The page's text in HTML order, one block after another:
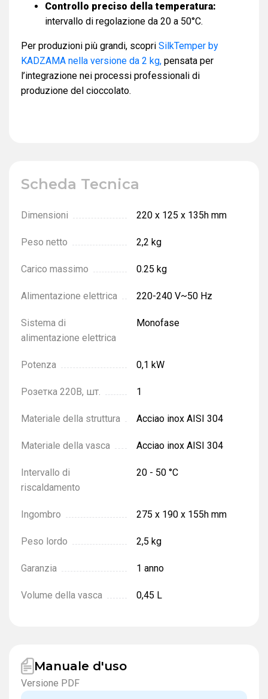
Controllo preciso della temperatura:
intervallo di regolazione da 20 a 50°C.
Per produzioni più grandi, scopri SilkTemper by
KADZAMA nella versione da 2 kg, pensata per
l’integrazione nei processi professionali di
produzione del cioccolato.
Scheda Tecnica
Dimensioni 220 x 125 x 135h mm
Peso netto 2,2 kg
Carico massimo 0.25 kg
Alimentazione elettrica 220-240 V~50 Hz
Sistema di
alimentazione elettrica
Monofase
Potenza 0,1 kW
Розетка 220В, шт. 1
Materiale della struttura Acciao inox AISI 304
Materiale della vasca Acciao inox AISI 304
Intervallo di
riscaldamento
20 - 50 °С
Ingombro 275 x 190 x 155h mm
Peso lordo 2,5 kg
Garanzia 1 anno
Volume della vasca 0,45 L
Manuale d'uso
Versione PDF